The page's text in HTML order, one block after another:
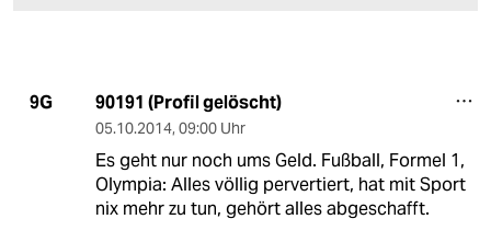
9G 90191 (Profil gelöscht)
05.10.2014, 09:00 Uhr
Es geht nur noch ums Geld. Fußball, Formel 1,
Olympia: Alles völlig pervertiert, hat mit Sport
nix mehr zu tun, gehört alles abgeschafft.